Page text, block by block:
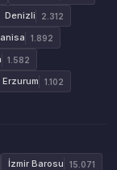
Denizli 2.312
1.892
1.582
Erzurum 1.102
İzmir Barosu 15.071